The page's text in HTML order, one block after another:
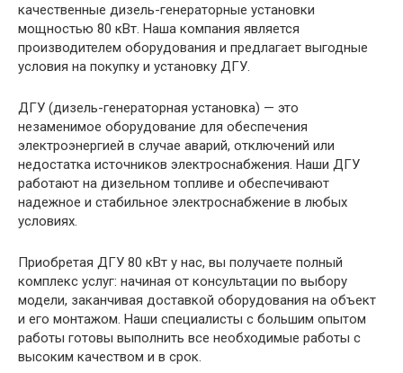
качественные дизель-генераторные установки
мощностью 80 кВт. Наша компания является
производителем оборудования и предлагает выгодные
условия на покупку и установку ДГУ.
ДГУ (дизель-генераторная установка) — это
незаменимое оборудование для обеспечения
электроэнергией в случае аварий, отключений или
недостатка источников электроснабжения. Наши ДГУ
работают на дизельном топливе и обеспечивают
надежное и стабильное электроснабжение в любых
условиях.
Приобретая ДГУ 80 кВт у нас, вы получаете полный
комплекс услуг: начиная от консультации по выбору
модели, заканчивая доставкой оборудования на объект
и его монтажом. Наши специалисты с большим опытом
работы готовы выполнить все необходимые работы с
высоким качеством и в срок.